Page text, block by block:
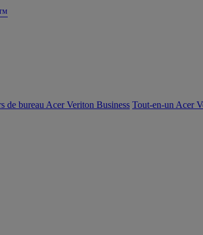
de bureau Acer Veriton Business Tout-en-un Acer